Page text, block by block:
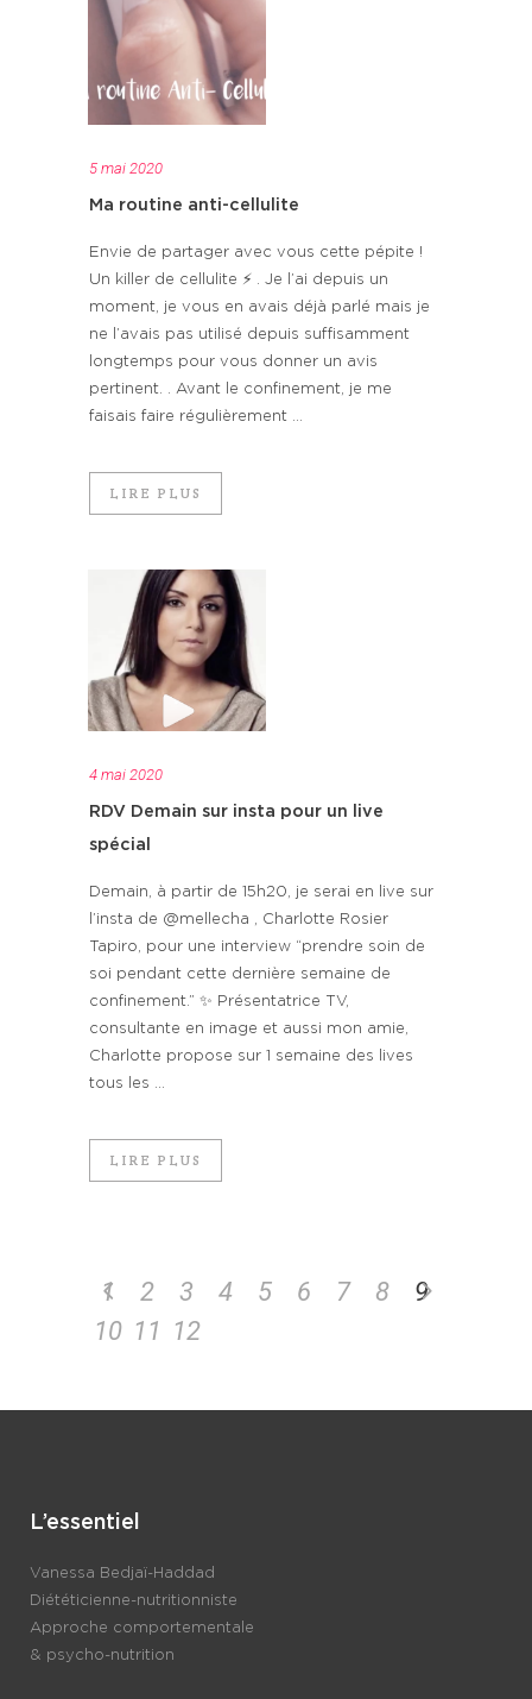
5 mai 2020
Ma routine anti-cellulite
Envie de partager avec vous cette pépite !
Un killer de cellulite ⚡️ . Je l’ai depuis un
moment, je vous en avais déjà parlé mais je
ne l’avais pas utilisé depuis suffisamment
longtemps pour vous donner un avis
pertinent. . Avant le confinement, je me
faisais faire régulièrement ...
LIRE PLUS
4 mai 2020
RDV Demain sur insta pour un live
spécial
Demain, à partir de 15h20, je serai en live sur
l’insta de @mellecha , Charlotte Rosier
Tapiro, pour une interview “prendre soin de
soi pendant cette dernière semaine de
confinement.” ✨ Présentatrice TV,
consultante en image et aussi mon amie,
Charlotte propose sur 1 semaine des lives
tous les ...
LIRE PLUS
1 2 3 4 5 6 7 8
9
10 11 12
L’essentiel
Vanessa Bedjaï-Haddad
Diététicienne-nutritionniste
Approche comportementale
& psycho-nutrition